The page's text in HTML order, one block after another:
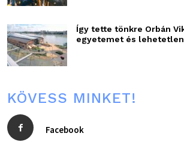
Így tette tönkre Orbán
egyetemet és
KÖVESS MINKET!
Facebook